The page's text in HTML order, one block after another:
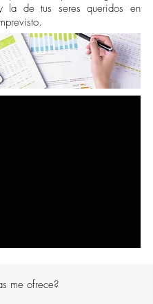
la de tus seres queridos en
me ofrece?